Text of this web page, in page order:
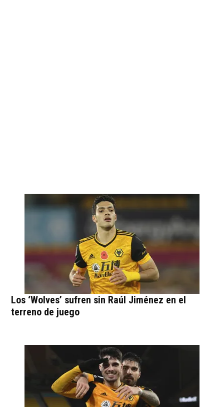
Los ‘Wolves’ sufren sin Raúl Jiménez en el
terreno de juego